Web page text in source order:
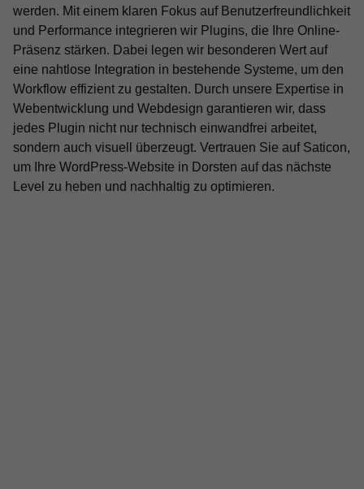
werden. Mit einem klaren Fokus auf Benutzerfreundlichkeit
und Performance integrieren wir Plugins, die Ihre Online-
Präsenz stärken. Dabei legen wir besonderen Wert auf
eine nahtlose Integration in bestehende Systeme, um den
Workflow effizient zu gestalten. Durch unsere Expertise in
Webentwicklung und Webdesign garantieren wir, dass
jedes Plugin nicht nur technisch einwandfrei arbeitet,
sondern auch visuell überzeugt. Vertrauen Sie auf Saticon,
um Ihre WordPress-Website in Dorsten auf das nächste
Level zu heben und nachhaltig zu optimieren.